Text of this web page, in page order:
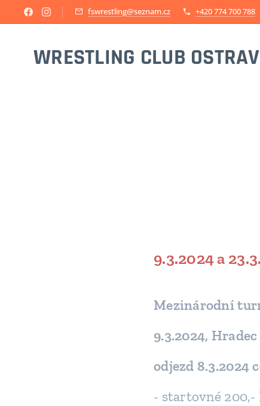
fswrestling@seznam.cz +420 774 700 788
WRESTLING CLUB
9.3.2024 a
Mezinárodní
9.3.2024,
odjezd 8.3.2024
- startovné 200,-